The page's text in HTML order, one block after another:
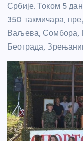
Србије. Током 5
350 такмичара,
Ваљева, Сомбора,
Београда,